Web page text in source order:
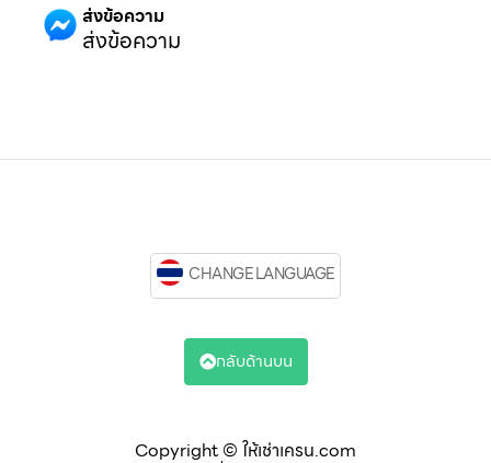
ส่งข้อความ
ส่งข้อความ
Copyright © ให้เช่าเครน.com
CHANGE LANGUAGE
กลับด้านบน